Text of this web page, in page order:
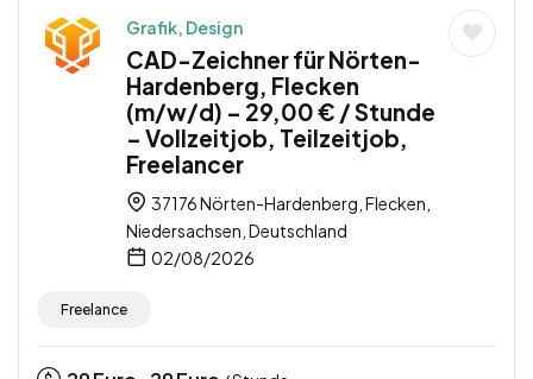
Grafik, Design
CAD-Zeichner für Nörten-
Hardenberg, Flecken
(m/w/d) – 29,00 € / Stunde
– Vollzeitjob, Teilzeitjob,
Freelancer
37176 Nörten-Hardenberg, Flecken,
Niedersachsen, Deutschland
02/08/2026
Freelance